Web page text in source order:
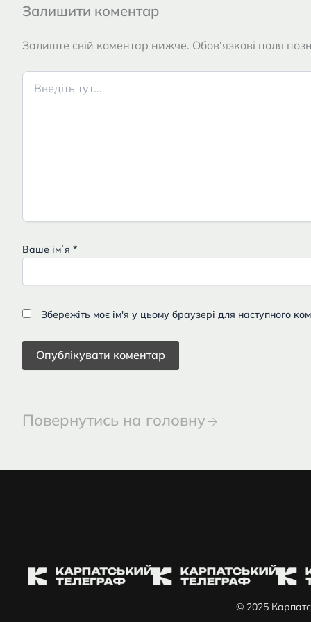
Залишити коментар
Залиште свій коментар нижче. Обов'язкові поля
Введіть
тут...
Ваше імʼя *
Збережіть моє ім'я у цьому браузері для наступного
Повернутись на головну
© 2025